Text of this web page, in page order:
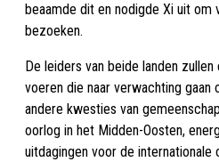
beaamde dit en nodigde Xi uit om
bezoeken.
De leiders van beide landen
voeren die naar verwachting gaan
andere kwesties van
oorlog in het Midden-Oosten,
uitdagingen voor de internationale